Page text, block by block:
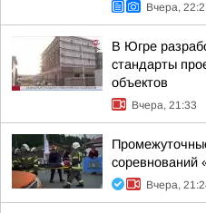
Вчера,
В Югре
стандарты
объектов
Вчера, 21:33
соревнований
Вчера,